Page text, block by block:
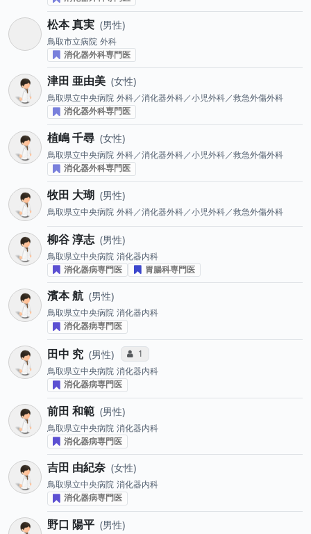
松本 真実 男性
鳥取市立病院 外科
消化器外科専門医
津田 亜由美 女性
鳥取県立中央病院 外科／消化器外科／小児外科／救急外傷外科
消化器外科専門医
植嶋 千尋 女性
鳥取県立中央病院 外科／消化器外科／小児外科／救急外傷外科
消化器外科専門医
牧田 大瑚 男性
鳥取県立中央病院 外科／消化器外科／小児外科／救急外傷外科
柳谷 淳志 男性
鳥取県立中央病院 消化器内科
消化器病専門医
胃腸科専門医
濱本 航 男性
鳥取県立中央病院 消化器内科
消化器病専門医
田中 究 男性 コミュニケーション・タイプ投票数
1
鳥取県立中央病院 消化器内科
消化器病専門医
前田 和範 男性
鳥取県立中央病院 消化器内科
消化器病専門医
吉田 由紀奈 女性
鳥取県立中央病院 消化器内科
消化器病専門医
野口 陽平 男性